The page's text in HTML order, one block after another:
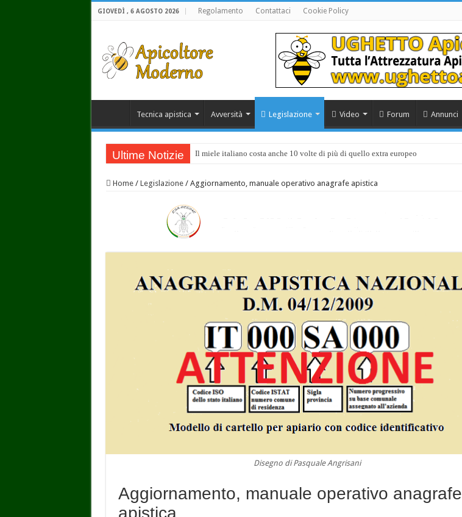
GIOVEDÌ , 6 AGOSTO 2026 Regolamento Contattaci Cookie Policy
Tecnica apistica Avversità Legislazione Video Forum Annunci
Ultime Notizie Il miele italiano costa anche 10 volte di più di quello extra europeo
Home / Legislazione / Aggiornamento, manuale operativo anagrafe apistica
Disegno di Pasquale Angrisani
Aggiornamento, manuale operativo anagrafe
apistica